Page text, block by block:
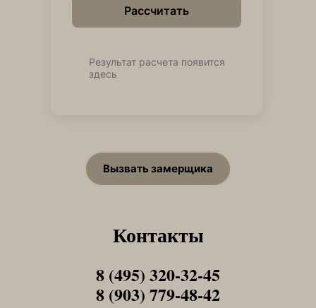
Вызвать замерщика
Рассчитать
Результат расчета появится
здесь
Контакты
8 (495) 320-32-45
8 (903) 779-48-42
Tel1
Tel1